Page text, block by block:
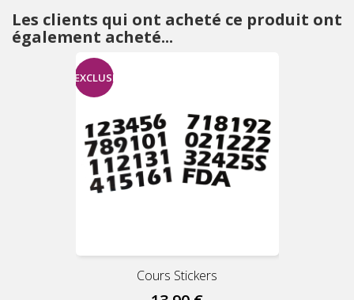
Les clients qui ont acheté ce produit ont
également acheté...
EXCLUSIVITÉ
Cours Stickers